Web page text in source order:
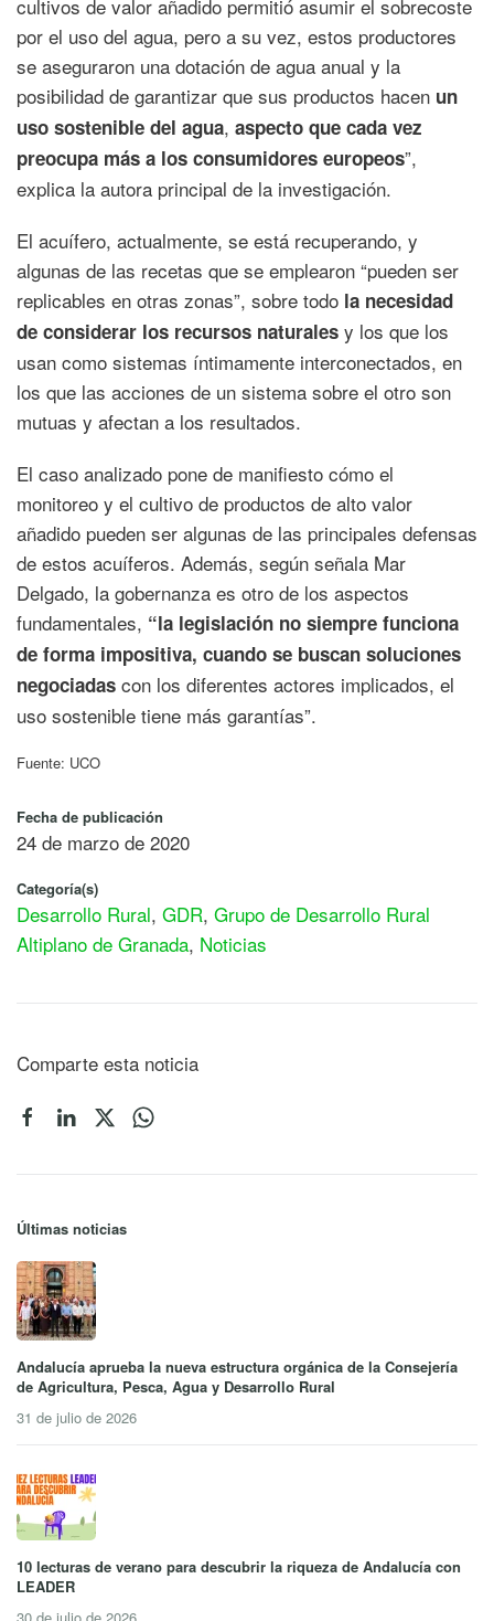
cultivos de valor añadido permitió asumir el sobrecoste
por el uso del agua, pero a su vez, estos productores
se aseguraron una dotación de agua anual y la
posibilidad de garantizar que sus productos hacen un
uso sostenible del agua, aspecto que cada vez
preocupa más a los consumidores europeos”,
explica la autora principal de la investigación.
El acuífero, actualmente, se está recuperando, y
algunas de las recetas que se emplearon “pueden ser
replicables en otras zonas”, sobre todo la necesidad
de considerar los recursos naturales y los que los
usan como sistemas íntimamente interconectados, en
los que las acciones de un sistema sobre el otro son
mutuas y afectan a los resultados.
El caso analizado pone de manifiesto cómo el
monitoreo y el cultivo de productos de alto valor
añadido pueden ser algunas de las principales defensas
de estos acuíferos. Además, según señala Mar
Delgado, la gobernanza es otro de los aspectos
fundamentales, “la legislación no siempre funciona
de forma impositiva, cuando se buscan soluciones
negociadas con los diferentes actores implicados, el
uso sostenible tiene más garantías”.
Fuente: UCO
Fecha de publicación
24 de marzo de 2020
Categoría(s)
Desarrollo Rural, GDR, Grupo de Desarrollo Rural
Altiplano de Granada, Noticias
Comparte esta noticia
Últimas noticias
Andalucía aprueba la nueva estructura orgánica de la Consejería
de Agricultura, Pesca, Agua y Desarrollo Rural
31 de julio de 2026
10 lecturas de verano para descubrir la riqueza de Andalucía con
LEADER
30 de julio de 2026